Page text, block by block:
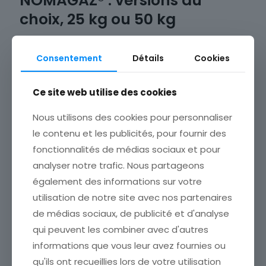
choix, 25 kg ou 50 kg
21 mars 2023
NOMAGAZ® invente
Consentement Détails Cookies
Ce site web utilise des cookies
Nous utilisons des cookies pour personnaliser
le contenu et les publicités, pour fournir des
fonctionnalités de médias sociaux et pour
analyser notre trafic. Nous partageons
également des informations sur votre
utilisation de notre site avec nos partenaires
de médias sociaux, de publicité et d'analyse
qui peuvent les combiner avec d'autres
informations que vous leur avez fournies ou
qu'ils ont recueillies lors de votre utilisation